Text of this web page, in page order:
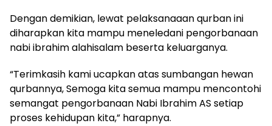
Dengan demikian, lewat pelaksanaaan qurban ini
diharapkan kita mampu meneledani pengorbanaan
nabi ibrahim alahisalam beserta keluarganya.
“Terimkasih kami ucapkan atas sumbangan hewan
qurbannya, Semoga kita semua mampu mencontohi
semangat pengorbanaan Nabi Ibrahim AS setiap
proses kehidupan kita,” harapnya.